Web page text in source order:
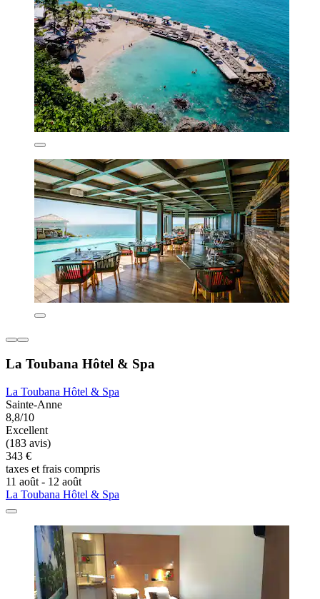
La Toubana Hôtel & Spa
La Toubana Hôtel & Spa
Sainte-Anne
8,8/10
Excellent
(183 avis)
343 €
taxes et frais compris
11 août - 12 août
La Toubana Hôtel & Spa